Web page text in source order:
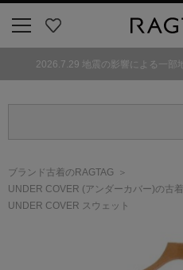
気
2026.7.29 地震の影響による一部
ブランド古着のRAGTAG
UNDER COVER (アンダーカバー)の古
UNDER COVER スウェット